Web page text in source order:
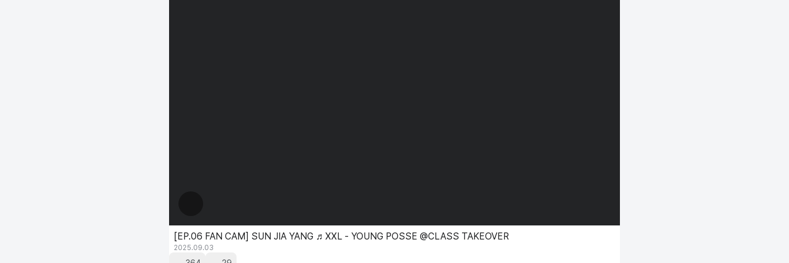
[EP.06 FAN CAM] SUN JIA YANG ♬XXL - YOUNG POSSE @CLASS TAKEOVER
2025.09.03